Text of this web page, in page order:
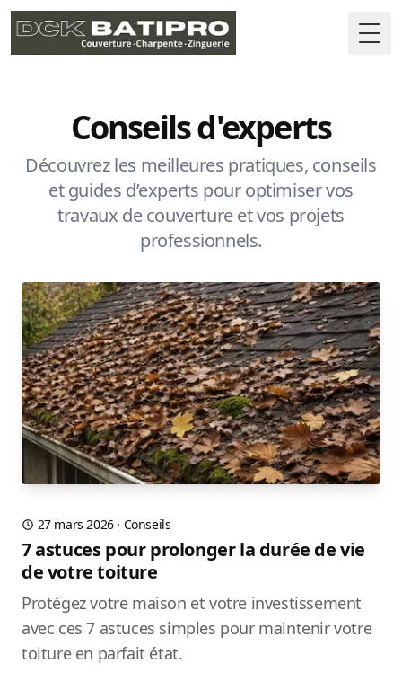
Conseils d'experts
Découvrez les meilleures pratiques, conseils
et guides d’experts pour optimiser vos
travaux de couverture et vos projets
professionnels.
27 mars 2026· Conseils
7 astuces pour prolonger la durée de vie
de votre toiture
Protégez votre maison et votre investissement
avec ces 7 astuces simples pour maintenir votre
toiture en parfait état.